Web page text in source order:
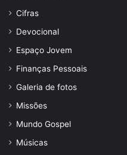
Cifras
Devocional
Espaço Jovem
Finanças Pessoais
Galeria de fotos
Missões
Mundo Gospel
Músicas